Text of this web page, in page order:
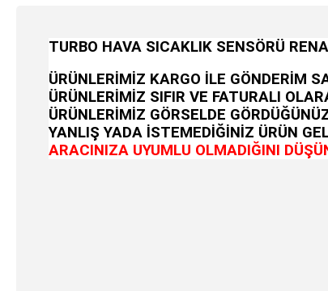
TURBO HAVA SICAKLIK SENSÖRÜ
ÜRÜNLERİMİZ KARGO İLE GÖNDERİM
ÜRÜNLERİMİZ SIFIR VE FATURALI
ÜRÜNLERİMİZ GÖRSELDE
YANLIŞ YADA İSTEMEDİĞİNİZ ÜRÜN
ARACINIZA UYUMLU OLMADIĞINI